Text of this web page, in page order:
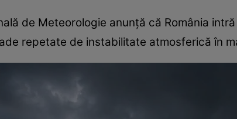
de Meteorologie anunță că România
repetate de instabilitate atmosferică în